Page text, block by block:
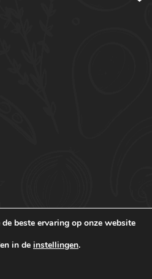
| Ontwerp & realisatie:
beste ervaring op onze website
in de instellingen.